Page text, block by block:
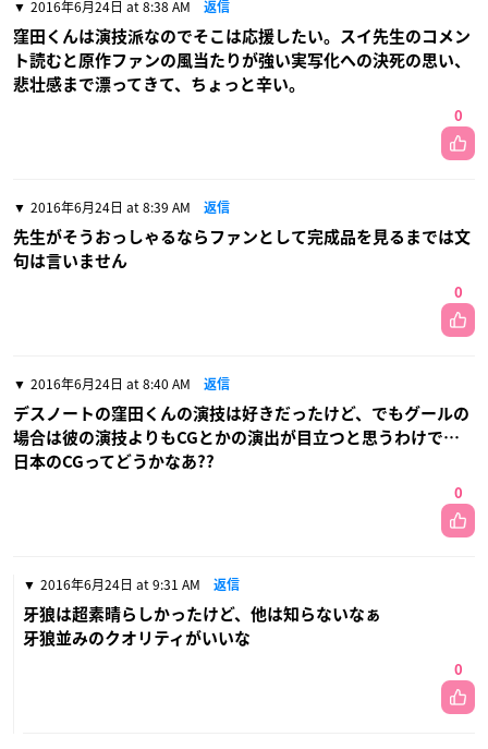
2016年6月24日 at 8:38 AM 返信
窪田くんは演技派なのでそこは応援したい。スイ先生のコメン
ト読むと原作ファンの風当たりが強い実写化への決死の思い、
悲壮感まで漂ってきて、ちょっと辛い。
0
2016年6月24日 at 8:39 AM 返信
先生がそうおっしゃるならファンとして完成品を見るまでは文
句は言いません
0
2016年6月24日 at 8:40 AM 返信
デスノートの窪田くんの演技は好きだったけど、でもグールの
場合は彼の演技よりもCGとかの演出が目立つと思うわけで…
日本のCGってどうかなあ??
0
2016年6月24日 at 9:31 AM 返信
牙狼は超素晴らしかったけど、他は知らないなぁ
牙狼並みのクオリティがいいな
0